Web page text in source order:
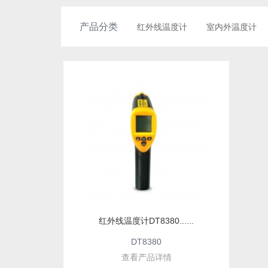
产品分类 红外线温度计 室内外温度计
红外线温度计DT8380......
DT8380
查看产品详情